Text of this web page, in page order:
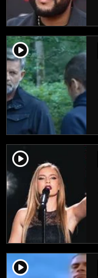
player2
player2
player2